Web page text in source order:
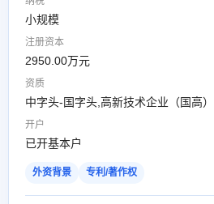
小规模
注册资本
2950.00万元
资质
中字头-国字头,高新技术企业（国高
开户
已开基本户
外资背景 专利/著作权